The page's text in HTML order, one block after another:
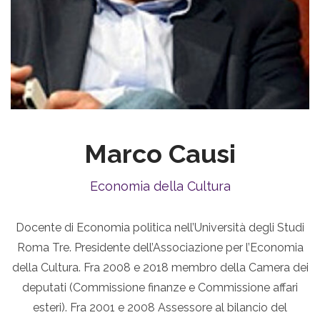
Marco Causi
Economia della Cultura
Docente di Economia politica nell’Università degli Studi
Roma Tre. Presidente dell’Associazione per l’Economia
della Cultura. Fra 2008 e 2018 membro della Camera dei
deputati (Commissione finanze e Commissione affari
esteri). Fra 2001 e 2008 Assessore al bilancio del